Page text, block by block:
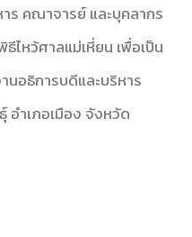
คณาจารย์ และบุคลากร
ไหว้ศาลแม่เหี่ยน เพื่อเป็น
อธิการบดีและบริหาร
ำเภอเมือง จังหวัด